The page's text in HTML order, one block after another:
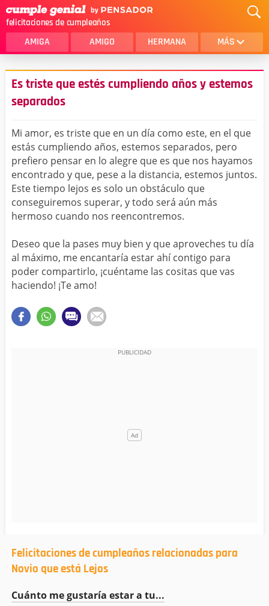
felicitaciones de cumpleaños
AMIGA AMIGO HERMANA MÁS
MAMA
AMOR
CRISTIANOS
HERMANO
HIJO
NOVIA
ESPOSO
PAPA
HOMBRE
TIA
ALGUIEN ESPECIAL
PRIMO
Es triste que estés cumpliendo años y estemos
separados
Mi amor, es triste que en un día como este, en el que
estás cumpliendo años, estemos separados, pero
prefiero pensar en lo alegre que es que nos hayamos
encontrado y que, pese a la distancia, estemos juntos.
Este tiempo lejos es solo un obstáculo que
conseguiremos superar, y todo será aún más
hermoso cuando nos reencontremos.
Deseo que la pases muy bien y que aproveches tu día
al máximo, me encantaría estar ahí contigo para
poder compartirlo, ¡cuéntame las cositas que vas
haciendo! ¡Te amo!
Felicitaciones de cumpleaños relacionadas para
Novio que está Lejos
Cuánto me gustaría estar a tu...